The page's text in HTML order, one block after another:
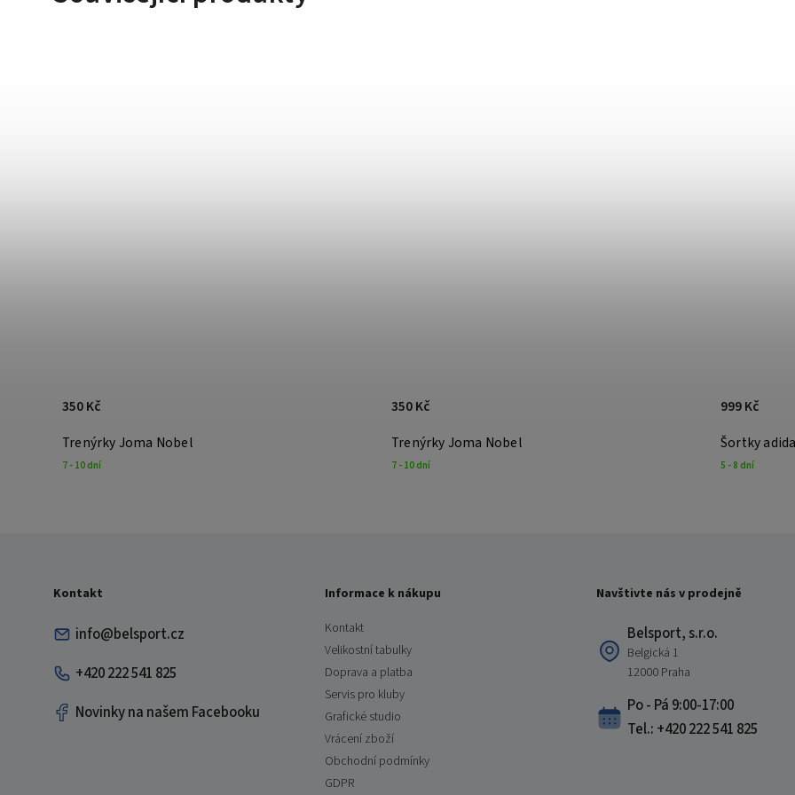
Trenýrky Joma Nobel
7 - 10 dní
350 Kč
Trenýrky Joma Nobel
7 - 10 dní
350 Kč
Šortky
5 - 8 dní
999 Kč
Kontakt
info@belsport.cz
+420 222 541 825
Novinky na našem Facebooku
Informace k nákupu
Kontakt
Velikostní tabulky
Doprava a platba
Servis pro kluby
Grafické studio
Vrácení zboží
Obchodní podmínky
GDPR
Navštivte nás v prodejně
Belsport, s.r.o.
Belgická 1
12000 Praha
Po - Pá 9:00-17:00
Tel.: +420 222 541 825